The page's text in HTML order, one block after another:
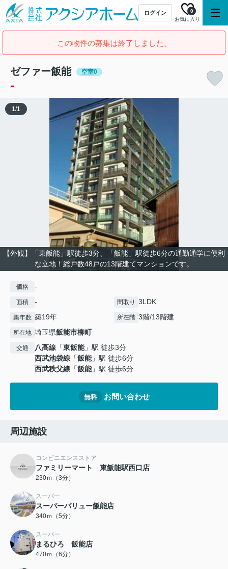
ログイン
お気に入り
0
この物件の募集は終了しました。
ゼファー飯能 空室0
-
【外観】「東飯能」駅徒歩3分、「飯能」駅徒歩6分の通勤通学に便利
な立地！総戸数48戸の13階建てマンションです。
1/1
価格 -
面積 - 間取り 3LDK
築年数 築19年 所在階 3階/13階建
所在地 埼玉県飯能市柳町
交通 八高線 「東飯能」駅 徒歩3分
西武池袋線 「飯能」駅 徒歩6分
西武秩父線 「飯能」駅 徒歩6分
無料 お問い合わせ
周辺施設
コンビニエンスストア
ファミリーマート 東飯能駅西口店
230ｍ（3分）
スーパー
スーパーバリュー飯能店
340ｍ（5分）
スーパー
まるひろ 飯能店
470ｍ（6分）